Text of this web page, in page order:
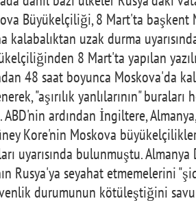
Büyükelçiliği, 8 Mart'ta başkent
kalabalıktan uzak durma
8 Mart'ta yapılan
48 saat boyunca Moskova'da
"aşırılık yanlılarının"
ardından İngiltere,
Kore'nin Moskova
uyarısında bulunmuştu. Almanya
Rusya'ya seyahat etmemelerini
durumunun kötüleştiğini